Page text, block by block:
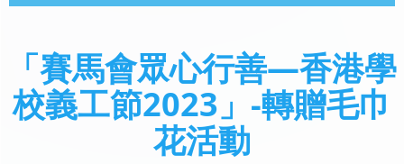
「賽馬會眾心行善—香港學
校義工節2023」-轉贈毛巾
花活動